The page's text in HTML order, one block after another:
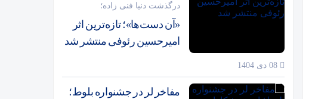
درگذشت دنیا فنی زاده؛
«آن دست‌ها»؛ تازه‌ترین اثر
امیرحسین رئوفی منتشر شد
مفاخر لر در جشنواره بلوط؛